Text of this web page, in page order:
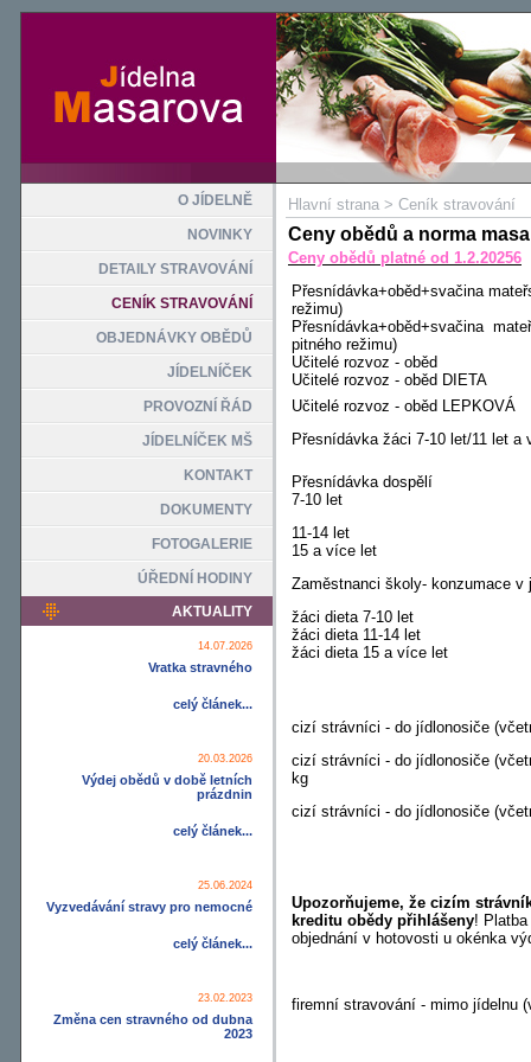
O JÍDELNĚ
NOVINKY
DETAILY STRAVOVÁNÍ
CENÍK STRAVOVÁNÍ
OBJEDNÁVKY OBĚDŮ
JÍDELNÍČEK
PROVOZNÍ ŘÁD
JÍDELNÍČEK MŠ
KONTAKT
DOKUMENTY
FOTOGALERIE
ÚŘEDNÍ HODINY
AKTUALITY
14.07.2026
Vratka stravného
celý článek...
20.03.2026
Výdej obědů v době letních
prázdnin
celý článek...
25.06.2024
Vyzvedávání stravy pro nemocné
celý článek...
23.02.2023
Změna cen stravného od dubna
2023
Hlavní strana > Ceník stravování
Ceny obědů a norma
Ceny obědů platné od 1.2.20256
Přesnídávka+oběd+svačina
režimu)
Přesnídávka+oběd+svačina
pitného režimu)
Učitelé rozvoz - oběd
Učitelé rozvoz - oběd DIETA
Učitelé rozvoz - oběd LEPKOVÁ
Přesnídávka žáci 7-10 let/11 let a
Přesnídávka dospělí
7-10 let
11-14 let
15 a více let
Zaměstnanci školy- konzumace v
žáci dieta 7-10 let
žáci dieta 11-14 let
žáci dieta 15 a více let
cizí strávníci - do jídlonosiče
cizí strávníci - do jídlonosiče
kg
cizí strávníci - do jídlonosiče
Upozorňujeme, že cizím
kreditu obědy přihlášeny!
objednání v hotovosti u okénka
firemní stravování - mimo jídelnu